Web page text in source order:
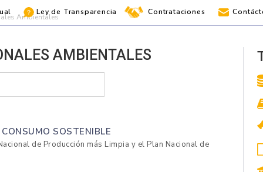
Ley de Transparencia Contrataciones
Ambientales
AMBIENTALES
SOSTENIBLE
de Producción más Limpia y el Plan Nacional de